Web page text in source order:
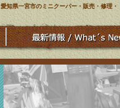
愛知県一宮市のミニクーパー・販売・修理